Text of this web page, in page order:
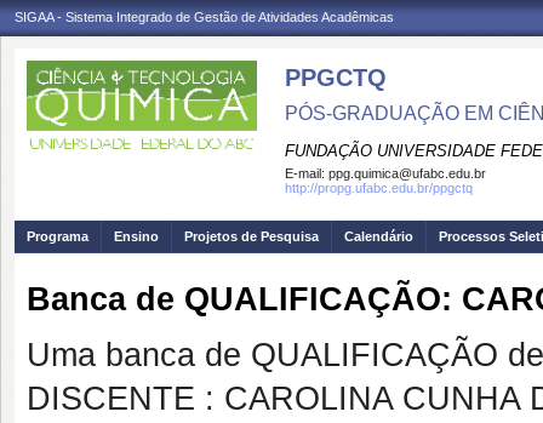
SIGAA - Sistema Integrado de Gestão de Atividades Acadêmicas
PPGCTQ
PÓS-GRADUAÇÃO EM
FUNDAÇÃO UNIVERSIDADE
E-mail: ppg.quimica@ufabc.edu.br
http://propg.ufabc.edu.br/ppgctq
Programa Ensino Projetos de Pesquisa Calendário Processos
Banca de QUALIFICAÇÃO:
Uma banca de QUALIFICAÇÃO
DISCENTE : CAROLINA CUNHA